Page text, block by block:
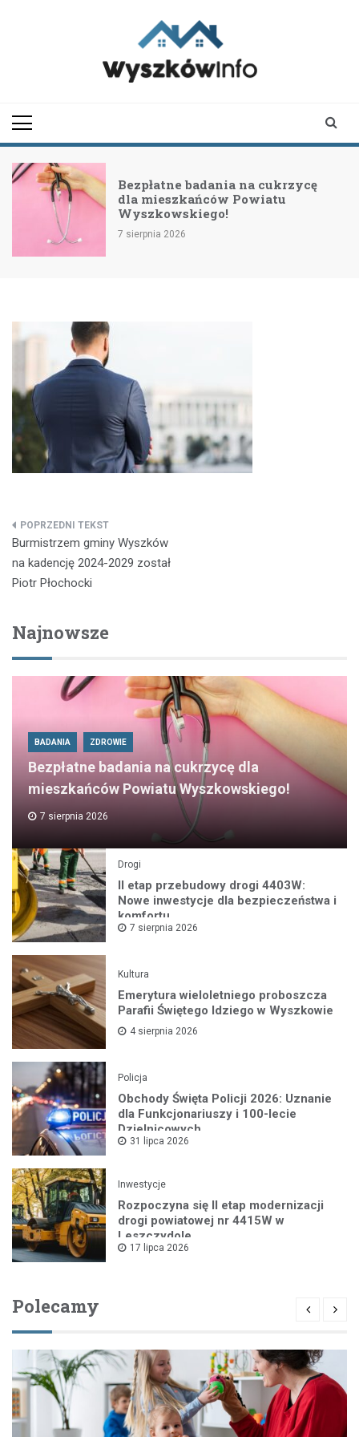
Bezpłatne badania na cukrzycę
dla mieszkańców Powiatu
Wyszkowskiego!
7 sierpnia 2026
Nawigacja
wpisu
Burmistrzem gminy Wyszków
na kadencję 2024-2029 został
Piotr Płochocki
Najnowsze
BADANIA ZDROWIE
Bezpłatne badania na cukrzycę dla
mieszkańców Powiatu Wyszkowskiego!
7 sierpnia 2026
Drogi
II etap przebudowy drogi 4403W:
Nowe inwestycje dla bezpieczeństwa i
komfortu
7 sierpnia 2026
Kultura
Emerytura wieloletniego proboszcza
Parafii Świętego Idziego w Wyszkowie
4 sierpnia 2026
Policja
Obchody Święta Policji 2026: Uznanie
dla Funkcjonariuszy i 100-lecie
Dzielnicowych
31 lipca 2026
Inwestycje
Rozpoczyna się II etap modernizacji
drogi powiatowej nr 4415W w
Leszczydole
17 lipca 2026
Polecamy